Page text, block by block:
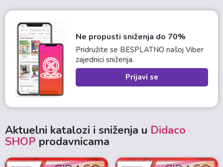
Ne propusti sniženja do 70%
Pridružite se BESPLATNO našoj Viber
zajednici sniženja.
Prijavi se
Aktuelni katalozi i sniženja u Didaco
SHOP prodavnicama